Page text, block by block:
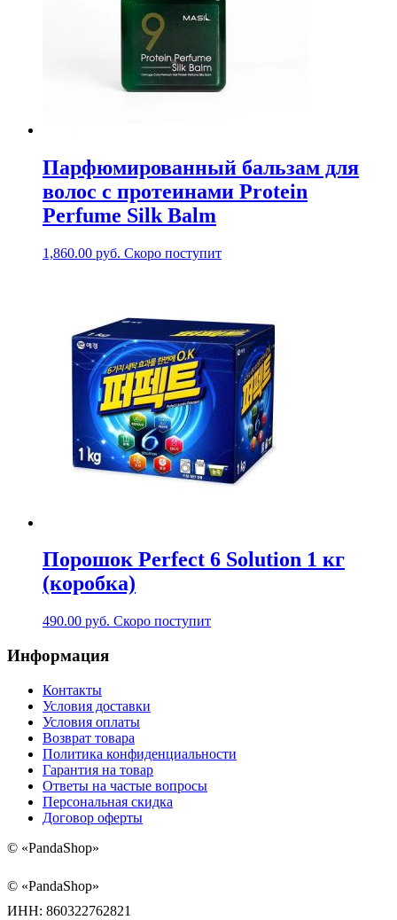
Парфюмированный бальзам для
волос с протеинами Protein
Perfume Silk Balm
1,860.00 руб. Скоро поступит
Порошок Perfect 6 Solution 1 кг
(коробка)
490.00 руб. Скоро поступит
Информация
Контакты
Условия доставки
Условия оплаты
Возврат товара
Политика конфиденциальности
Гарантия на товар
Ответы на частые вопросы
Персональная скидка
Договор оферты
© «PandaShop»
© «PandaShop»
ИНН: 860322762821